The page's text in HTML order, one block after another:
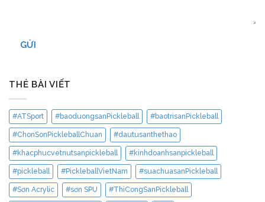
GỬI
THẺ BÀI VIẾT
#ATSport #baoduongsanPickleball #baotrisanPickleball
#ChonSonPickleballChuan #dautusanthethao
#khacphucvetnutsanpickleball #kinhdoanhsanpickleball
#pickleball #PickleballVietNam #suachuasanPickleball
#Sơn Acrylic #sơn SPU #ThiCongSanPickleball